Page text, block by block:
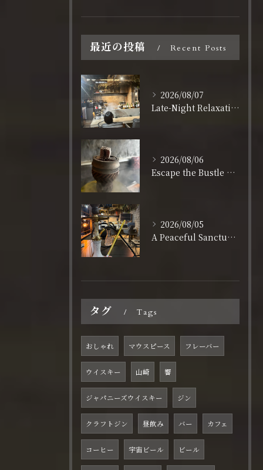
最近の投稿 Recent Posts
2026/08/07
Late-Night Relaxation in Shinsaibashi: Open Daily Until 3:00 AM
2026/08/06
Escape the Bustle of Dotonbori: Nagahoribashi’s Best Kept Secret
2026/08/05
A Peaceful Sanctuary for Solo Travelers in Shinsaibashi
タグ Tags
おしゃれ マウスピース フレーバー
ウイスキー 山崎 響
ジャパニーズウイスキー ジン
クラフトジン 昼飲み バー カフェ
コーヒー 宇宙ビール ビール